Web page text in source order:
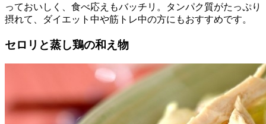
っておいしく、食べ応えもバッチリ。タンパク質がたっぷり
摂れて、ダイエット中や筋トレ中の方にもおすすめです。
セロリと蒸し鶏の和え物